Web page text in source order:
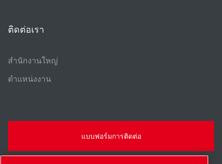
ติดต่อเรา
สํานักงานใหญ่
ตําแหน่งงาน
แบบฟอร์มการติดต่อ